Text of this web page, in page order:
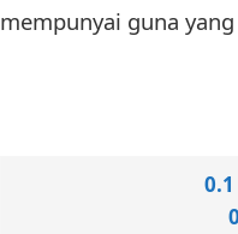
mempunyai guna